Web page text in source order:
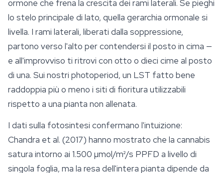
ormone che frena la crescita dei rami laterali. Se pieghi
lo stelo principale di lato, quella gerarchia ormonale si
livella. I rami laterali, liberati dalla soppressione,
partono verso l'alto per contendersi il posto in cima —
e all'improvviso ti ritrovi con otto o dieci cime al posto
di una. Sui nostri photoperiod, un LST fatto bene
raddoppia più o meno i siti di fioritura utilizzabili
rispetto a una pianta non allenata.
I dati sulla fotosintesi confermano l'intuizione:
Chandra et al. (2017) hanno mostrato che la cannabis
satura intorno ai 1.500 µmol/m²/s PPFD a livello di
singola foglia, ma la resa dell'intera pianta dipende da